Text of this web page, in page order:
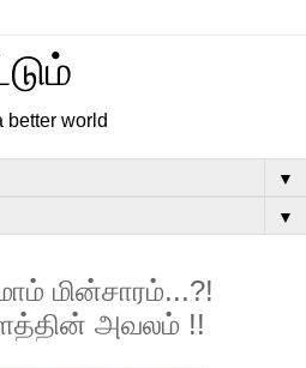
better world
▼
▼
மின்சாரம்...?!
அவலம் !!